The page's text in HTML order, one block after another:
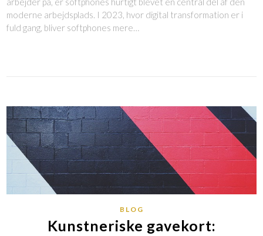
moderne arbejdsplads. I 2023, hvor digital transformation er i
fuld gang, bliver softphones mere…
BLOG
Kunstneriske gavekort: